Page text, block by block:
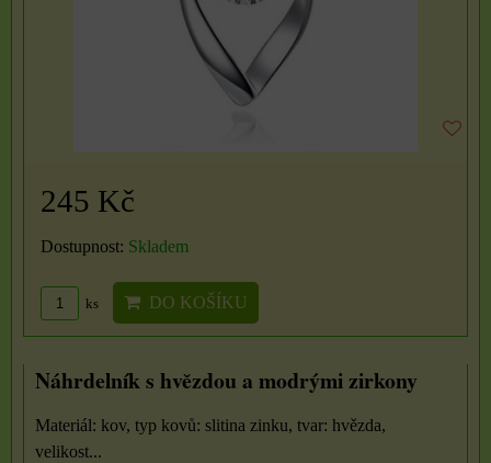
245 Kč
Dostupnost: Skladem
ks DO KOŠÍKU
Náhrdelník s hvězdou a modrými zirkony
Materiál: kov, typ kovů: slitina zinku, tvar: hvězda,
velikost...